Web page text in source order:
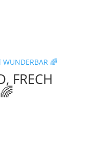
FRECH